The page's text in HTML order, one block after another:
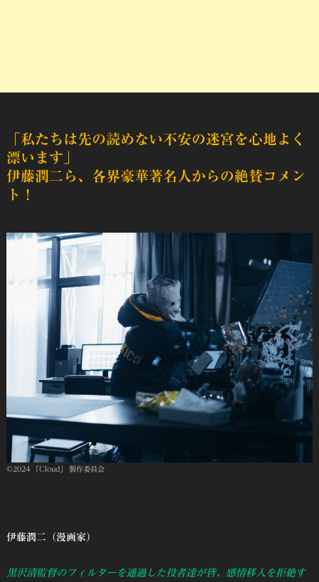
「私たちは先の読めない不安の迷宮を心地よく
漂います」
伊藤潤二ら、各界豪華著名人からの絶賛コメン
ト！
©2024 「Cloud」 製作委員会
伊藤潤二（漫画家）
黒沢清監督のフィルターを通過した役者達が皆、感情移入を拒絶す